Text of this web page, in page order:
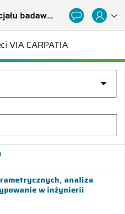
Baza potencjału badawczego Politechnicznej Sieci Via Carpatia im. Prezydenta RP Lecha Kaczyńskiego
VIA CARPATIA
analiza
w inżynierii